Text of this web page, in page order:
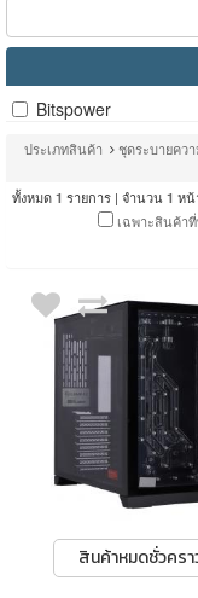
Bitspower
ประเภทสินค้า ชุดระบายคว
ทั้งหมด 1 รายการ | จำนวน 1 หน้
เฉพาะสินค้า
สินค้าหมดชั่วครา